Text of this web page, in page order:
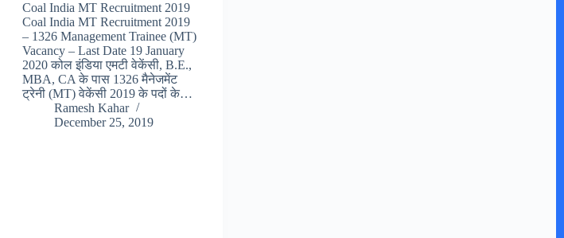
Coal India MT Recruitment 2019
Coal India MT Recruitment 2019
– 1326 Management Trainee (MT)
Vacancy – Last Date 19 January
2020 कोल इंडिया एमटी वेकेंसी, B.E.,
MBA, CA के पास 1326 मैनेजमेंट
ट्रेनी (MT) वेकेंसी 2019 के पदों के…
Ramesh Kahar
December 25, 2019